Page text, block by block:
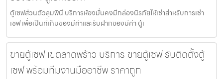
ตู้เซฟส่วนตัวลุมพินี บริการห้องมั่นคงมีกล่องนิรภัยให้เช่าสำหรับการเช่า
เซฟ เพื่อเป็นที่เก็บของมีค่าและรับฝากของมีค่า ตู้เ
ขายตู้เซฟ เขตลาดพร้าว บริการ ขายตู้เซฟ รับติดตั้งตู้
เซฟ พร้อมทีมงานมืออาชีพ ราคาถูก